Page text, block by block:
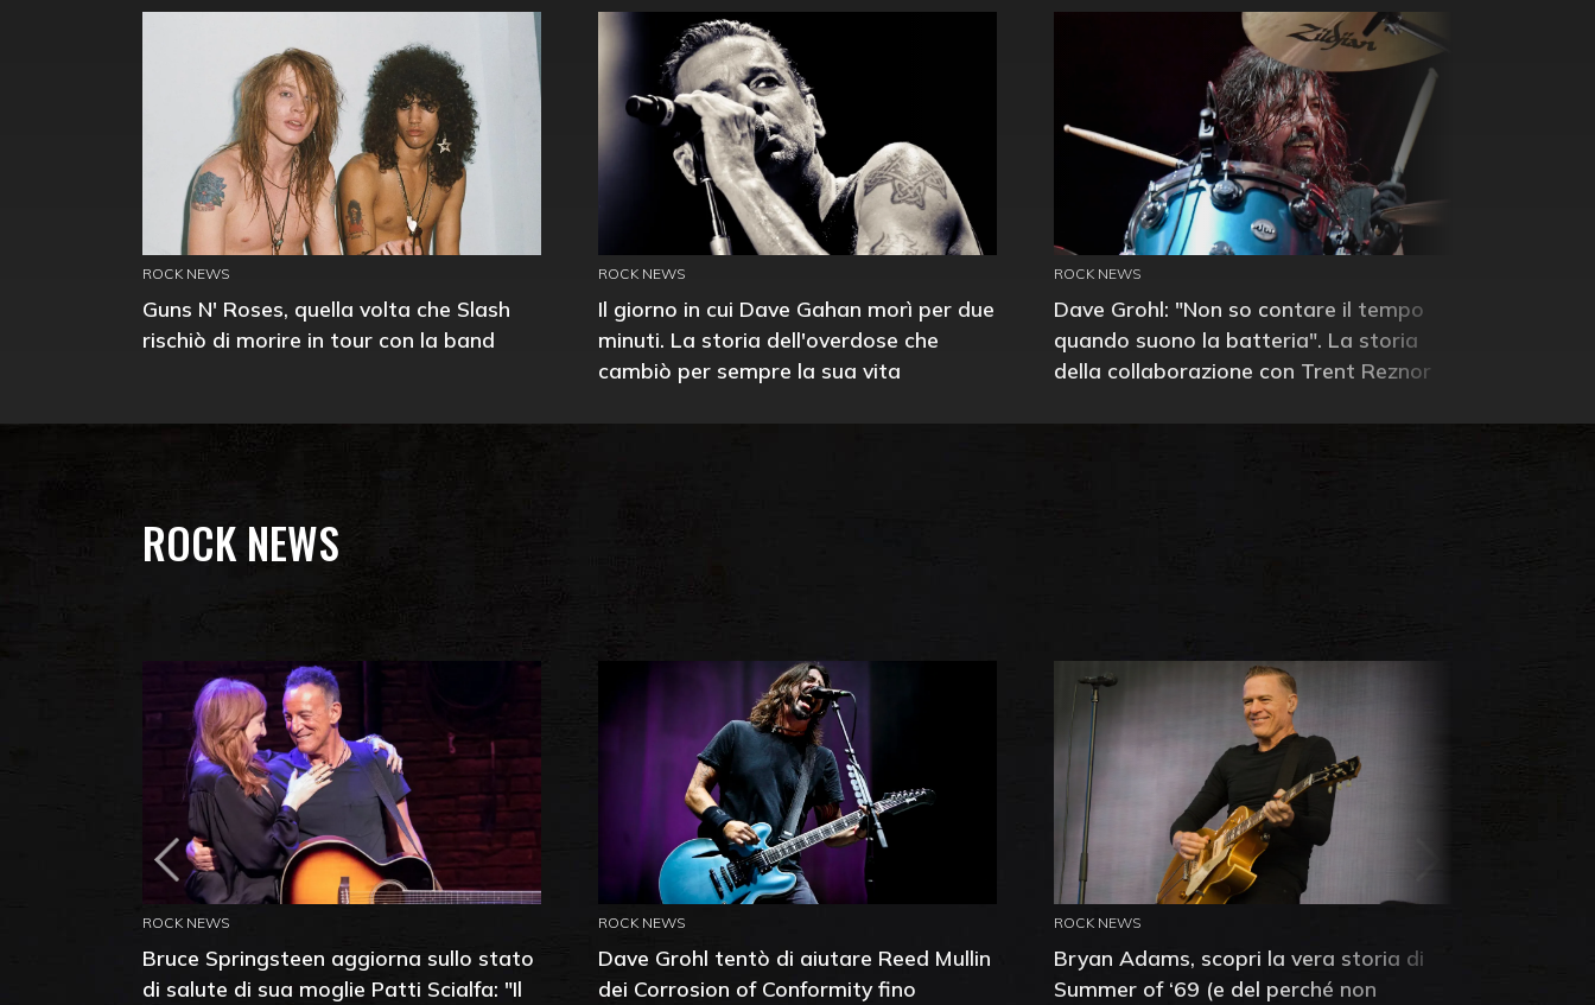
ROCK NEWS
Guns N' Roses, quella volta che Slash
rischiò di morire in tour con la band
ROCK NEWS
Il giorno in cui Dave Gahan morì per due
minuti. La storia dell'overdose che
cambiò per sempre la sua vita
ROCK NEWS
Dave Grohl: "Non so contare il tempo
quando suono la batteria". La storia
della collaborazione con Trent Reznor
ROCK NEWS
ROCK NEWS
Bruce Springsteen aggiorna sullo stato
di salute di sua moglie Patti Scialfa: "Il
ROCK NEWS
Dave Grohl tentò di aiutare Reed Mullin
dei Corrosion of Conformity fino
ROCK NEWS
Bryan Adams, scopri la vera storia di
Summer of ‘69 (e del perché non